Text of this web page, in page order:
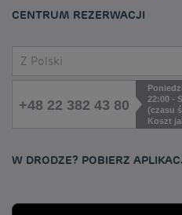
CENTRUM REZERWACJI
Z Polski
+48 22 382 43 80
22:00 -
(czasu
Koszt
W DRODZE? POBIERZ